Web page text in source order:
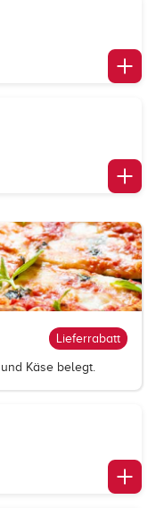
Lieferrabatt
Käse belegt.